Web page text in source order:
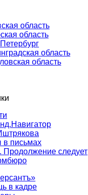
область
область
область
область
письмах
Продолжение следует
в кадре